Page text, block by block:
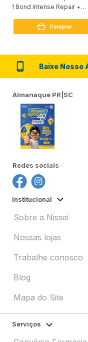
1 Bond Intense Repair +
Comprar
Baixe Nosso
Almanaque PR|SC
Redes sociais
Institucional
Sobre a Nissei
Nossas lojas
Trabalhe conosco
Blog
Mapa do Site
Serviços